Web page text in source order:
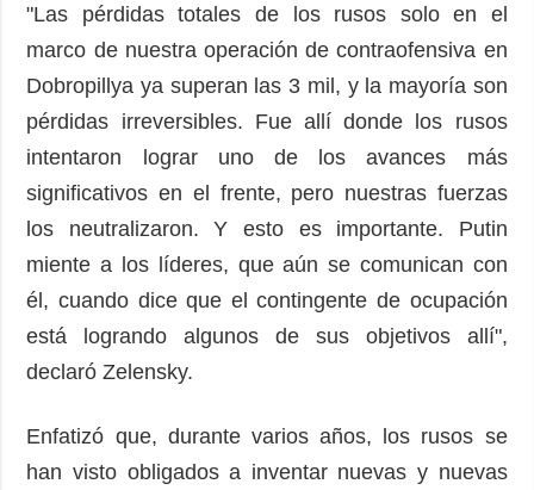
"Las pérdidas totales de los rusos solo en el
marco de nuestra operación de contraofensiva en
Dobropillya ya superan las 3 mil, y la mayoría son
pérdidas irreversibles. Fue allí donde los rusos
intentaron lograr uno de los avances más
significativos en el frente, pero nuestras fuerzas
los neutralizaron. Y esto es importante. Putin
miente a los líderes, que aún se comunican con
él, cuando dice que el contingente de ocupación
está logrando algunos de sus objetivos allí",
declaró Zelensky.
Enfatizó que, durante varios años, los rusos se
han visto obligados a inventar nuevas y nuevas